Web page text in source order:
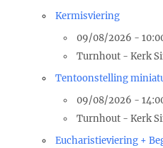
Kermisviering
09/08/2026 -
Turnhout - Kerk
Tentoonstelling
09/08/2026 -
Turnhout - Kerk
Eucharistieviering +